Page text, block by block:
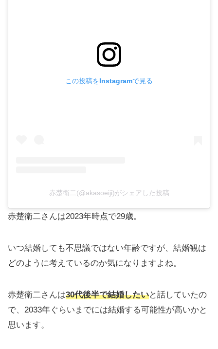
この投稿をInstagramで見る
赤楚衛二(@akasoeiji)がシェアした投稿
赤楚衛二さんは2023年時点で29歳。
いつ結婚しても不思議ではない年齢ですが、結婚観は
どのように考えているのか気になりますよね。
赤楚衛二さんは30代後半で結婚したいと話していたの
で、2033年ぐらいまでには結婚する可能性が高いかと
思います。